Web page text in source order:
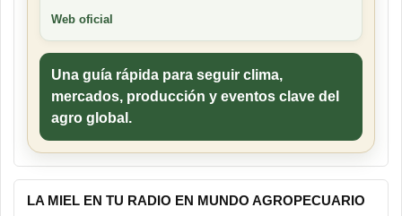
Web oficial
Una guía rápida para seguir clima,
mercados, producción y eventos clave del
agro global.
LA MIEL EN TU RADIO EN MUNDO AGROPECUARIO